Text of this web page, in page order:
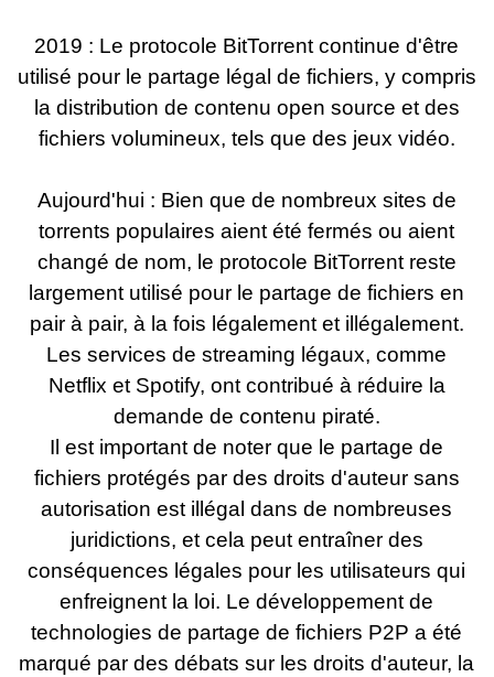
2019 : Le protocole BitTorrent continue d'être
utilisé pour le partage légal de fichiers, y compris
la distribution de contenu open source et des
fichiers volumineux, tels que des jeux vidéo.
Aujourd'hui : Bien que de nombreux sites de
torrents populaires aient été fermés ou aient
changé de nom, le protocole BitTorrent reste
largement utilisé pour le partage de fichiers en
pair à pair, à la fois légalement et illégalement.
Les services de streaming légaux, comme
Netflix et Spotify, ont contribué à réduire la
demande de contenu piraté.
Il est important de noter que le partage de
fichiers protégés par des droits d'auteur sans
autorisation est illégal dans de nombreuses
juridictions, et cela peut entraîner des
conséquences légales pour les utilisateurs qui
enfreignent la loi. Le développement de
technologies de partage de fichiers P2P a été
marqué par des débats sur les droits d'auteur, la